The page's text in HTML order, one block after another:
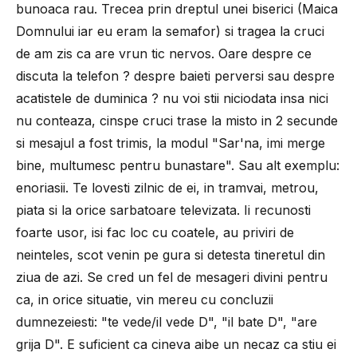
bunoaca rau. Trecea prin dreptul unei biserici (Maica
Domnului iar eu eram la semafor) si tragea la cruci
de am zis ca are vrun tic nervos. Oare despre ce
discuta la telefon ? despre baieti perversi sau despre
acatistele de duminica ? nu voi stii niciodata insa nici
nu conteaza, cinspe cruci trase la misto in 2 secunde
si mesajul a fost trimis, la modul "Sar'na, imi merge
bine, multumesc pentru bunastare". Sau alt exemplu:
enoriasii. Te lovesti zilnic de ei, in tramvai, metrou,
piata si la orice sarbatoare televizata. Ii recunosti
foarte usor, isi fac loc cu coatele, au priviri de
neinteles, scot venin pe gura si detesta tineretul din
ziua de azi. Se cred un fel de mesageri divini pentru
ca, in orice situatie, vin mereu cu concluzii
dumnezeiesti: "te vede/il vede D", "il bate D", "are
grija D". E suficient ca cineva aibe un necaz ca stiu ei